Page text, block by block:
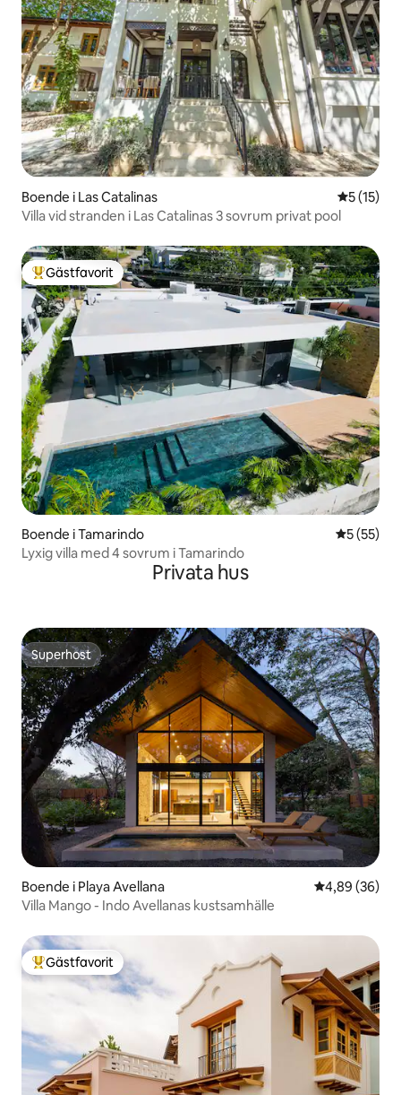
Boende i Las Catalinas 5 av 5 i
5 (15)
Villa vid stranden i Las Catalinas 3 sovrum privat pool
Populär gästfavorit
Gästfavorit
Boende i Tamarindo 5 av 5 i
5 (55)
Lyxig villa med 4 sovrum i Tamarindo
Privata hus
Superhost
Superhost
Boende i Playa Avellana 4,89 av 5 i
4,89 (36)
Villa Mango - Indo Avellanas kustsamhälle
Populär gästfavorit
Gästfavorit